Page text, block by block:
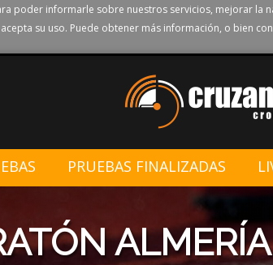
poder informarle sobre nuestros servicios, mejorar la
su uso. Puede obtener más información, o bien
PRUEBAS FINALIZADAS